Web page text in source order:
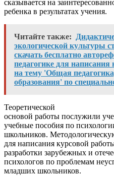
сказывается на
ребенка в результатах учения.
Читайте также:
экологической культуры
скачать бесплатно
педагогике для
на тему 'Общая
образования' по
Теоретической
основой работы послужили
учебные пособия по
школьников.
для написания курсовой
разработки зарубежных и
психологов по проблемам
младших школьников.